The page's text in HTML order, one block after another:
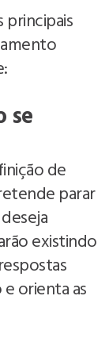
principais
se
de
parar
existindo
orienta as